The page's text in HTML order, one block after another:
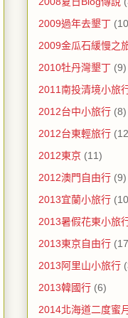
2009過年去墾丁
2009金瓜石緩慢之
2010牡丹灣墾丁 (9)
2011南投清境小旅
2012台中小旅行 (8)
2012台東輕旅行
2012東京 (11)
2012澳門自由行 (9)
2013宜蘭小旅行
2013暑假花東小旅
2013東京自由行
2013阿里山小旅行
2013韓國行 (6)
2014北海道二度蜜月